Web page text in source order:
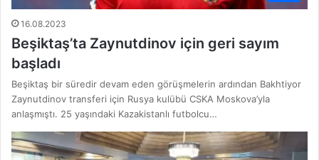
16.08.2023
Beşiktaş’ta Zaynutdinov için geri sayım
başladı
Beşiktaş bir süredir devam eden görüşmelerin ardından Bakhtiyor
Zaynutdinov transferi için Rusya kulübü CSKA Moskova’yla
anlaşmıştı. 25 yaşındaki Kazakistanlı futbolcu…